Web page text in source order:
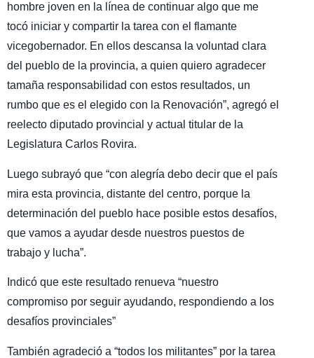
hombre joven en la línea de continuar algo que me
tocó iniciar y compartir la tarea con el flamante
vicegobernador. En ellos descansa la voluntad clara
del pueblo de la provincia, a quien quiero agradecer
tamaña responsabilidad con estos resultados, un
rumbo que es el elegido con la Renovación”, agregó el
reelecto diputado provincial y actual titular de la
Legislatura Carlos Rovira.
Luego subrayó que “con alegría debo decir que el país
mira esta provincia, distante del centro, porque la
determinación del pueblo hace posible estos desafíos,
que vamos a ayudar desde nuestros puestos de
trabajo y lucha”.
Indicó que este resultado renueva “nuestro
compromiso por seguir ayudando, respondiendo a los
desafíos provinciales”
También agradeció a “todos los militantes” por la tarea